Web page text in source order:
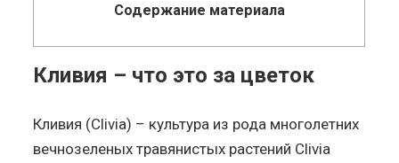
Содержание материала
Кливия – что это за цветок
Кливия (Clivia) – культура из рода многолетних
вечнозеленых травянистых растений Clivia